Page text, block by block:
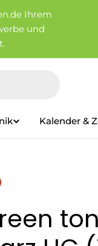
Ihrem
und
Kalender &